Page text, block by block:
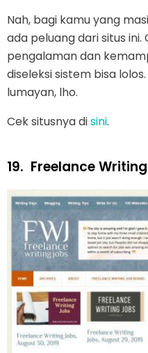
Nah, bagi kamu yang
ada peluang dari situs
pengalaman dan
diseleksi sistem bisa
lumayan, lho.
Cek situsnya disini.
19. Freelance